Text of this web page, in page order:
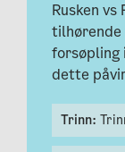
Rusken
dette
Trinn: